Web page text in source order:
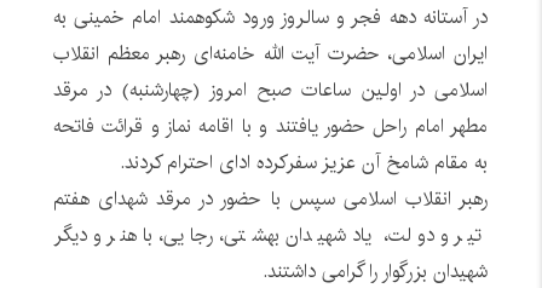
در آستانه دهه فجر و سالروز ورود شکوهمند امام خمینی به
ایران اسلامی، حضرت آیت الله خامنه‌ای رهبر معظم انقلاب
اسلامی در اولین ساعات صبح امروز (چهارشنبه) در مرقد
مطهر امام راحل حضور یافتند و با اقامه نماز و قرائت فاتحه
به مقام شامخ آن عزیز سفرکرده ادای احترام کردند.
رهبر انقلاب اسلامی سپس با حضور در مرقد شهدای هفتم
تیر و دولت، یاد شهیدان بهشتی، رجایی، باهنر و دیگر
شهیدان بزرگوار را گرامی داشتند.